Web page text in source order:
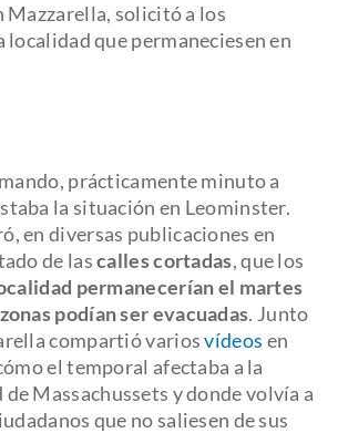
Mazzarella, solicitó a los
localidad que permaneciesen en
prácticamente minuto a
la situación en Leominster.
en diversas publicaciones en
de lascalles cortadas, que los
permanecerían el martes
zonas podían ser evacuadas. Junto
compartió variosvídeos en
el temporal afectaba a la
de Massachussets y donde volvía a
que no saliesen de sus